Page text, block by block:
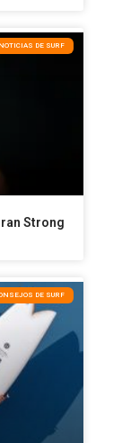
NOTICIAS DE SURF
Strong
DE SURF